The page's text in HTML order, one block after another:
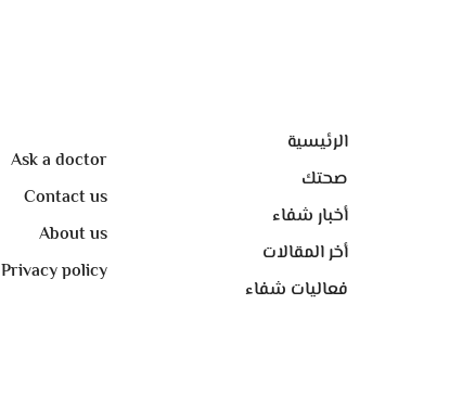
الرئيسية
صحتك
أخبار شفاء
أخر المقالات
فعاليات شفاء
Ask a doctor
Contact us
About us
Privacy policy